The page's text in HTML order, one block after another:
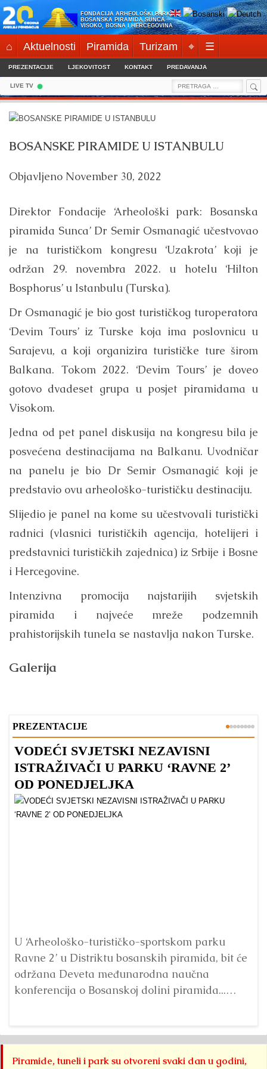
Skip
to
content
FONDACIJA ARHEOLOŠKI PARK:
BOSANSKA PIRAMIDA SUNCA
VISOKO, BOSNA I HERCEGOVINA
⌂ Aktuelnosti Piramida Turizam ⌖ ☰
PREZENTACIJE LJEKOVITOST KONTAKT PREDAVANJA
LIVE TV
Search
for:
BOSANSKE PIRAMIDE U ISTANBULU
Objavljeno November 30, 2022
Direktor Fondacije ‘Arheološki park: Bosanska
piramida Sunca’ Dr Semir Osmanagić učestvovao
je na turističkom kongresu ‘Uzakrota’ koji je
održan 29. novembra 2022. u hotelu ‘Hilton
Bosphorus’ u Istanbulu (Turska).
Dr Osmanagić je bio gost turističkog turoperatora
‘Devim Tours’ iz Turske koja ima poslovnicu u
Sarajevu, a koji organizira turističke ture širom
Balkana. Tokom 2022. ‘Devim Tours’ je doveo
gotovo dvadeset grupa u posjet piramidama u
Visokom.
Jedna od pet panel diskusija na kongresu bila je
posvećena destinacijama na Balkanu. Uvodničar
na panelu je bio Dr Semir Osmanagić koji je
predstavio ovu arheološko-turističku destinaciju.
Slijedio je panel na kome su učestvovali turistički
radnici (vlasnici turističkih agencija, hotelijeri i
predstavnici turističkih zajednica) iz Srbije i Bosne
i Hercegovine.
Intenzivna promocija najstarijih svjetskih
piramida i najveće mreže podzemnih
prahistorijskih tunela se nastavlja nakon Turske.
Galerija
PREZENTACIJE
VODEĆI SVJETSKI NEZAVISNI
ISTRAŽIVAČI U PARKU ‘RAVNE 2’
OD PONEDJELJKA
U ‘Arheološko-turističko-sportskom parku
Ravne 2’ u Distriktu bosanskih piramida, bit će
održana Deveta međunarodna naučna
konferencija o Bosanskoj dolini piramida...
Piramide, tuneli i park su otvoreni svaki dan u godini,